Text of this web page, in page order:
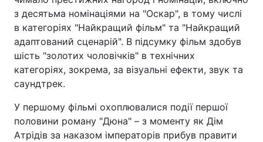
з десятьма номінаціями на "Оскар", в тому числі
в категоріях "Найкращий фільм" та "Найкращий
адаптований сценарій". В підсумку фільм здобув
шість "золотих чоловічків" в технічних
категоріях, зокрема, за візуальні ефекти, звук та
саундтрек.
У першому фільмі охоплювалися події першої
половини роману "Дюна" – з моменту як Дім
Атрідів за наказом імператорів прибув правити